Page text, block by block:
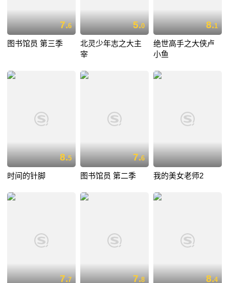
7.6
图书馆员 第三季
5.0
北灵少年志之大主
宰
8.1
绝世高手之大侠卢
小鱼
8.5
时间的针脚
7.6
图书馆员 第二季 我的美女老师2
7.7 7.8 8.4